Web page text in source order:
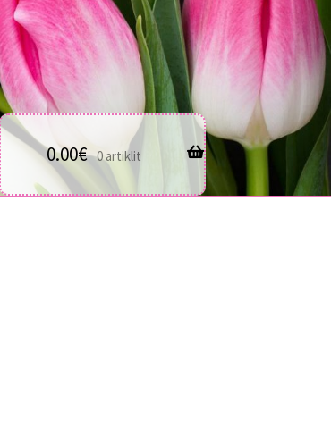
0.00€ 0 artiklit